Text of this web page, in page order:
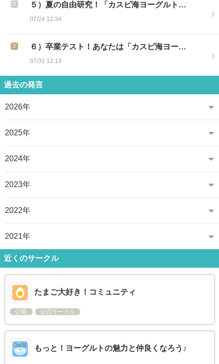
５）夏の自由研究！「カスピ海ヨーグルト…
07/24 12:34
６）卒業テスト！あなたは「カスピ海ヨー…
07/31 12:13
過去の発言
2026年
2025年
2024年
2023年
2022年
2021年
近くのサークル
たまご大好き！コミュニティ
公開 公式サークル
もっと！ヨーグルトの魅力と仲良くなろう♪